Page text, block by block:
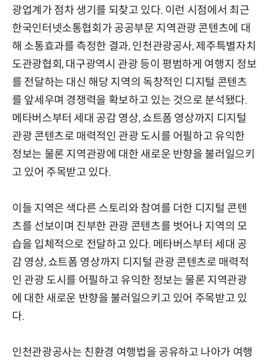
광업계가 점차 생기를 되찾고 있다. 이런 시점에서 최근
한국인터넷소통협회가 공공부문 지역관광 콘텐츠에 대
해 소통효과를 측정한 결과, 인천관광공사, 제주특별자치
도관광협회, 대구광역시 관광 등이 평범하게 여행지 정보
를 전달하는 대신 해당 지역의 독창적인 디지털 콘텐츠
를 앞세우며 경쟁력을 확보하고 있는 것으로 분석됐다.
메타버스부터 세대 공감 영상, 쇼트폼 영상까지 디지털
관광 콘텐츠로 매력적인 관광 도시를 어필하고 유익한
정보는 물론 지역관광에 대한 새로운 반향을 불러일으키
고 있어 주목받고 있다.
이들 지역은 색다른 스토리와 참여를 더한 디지털 콘텐
츠를 선보이며 진부한 관광 콘텐츠를 벗어나 지역의 모
습을 입체적으로 전달하고 있다. 메타버스부터 세대 공
감 영상, 쇼트폼 영상까지 디지털 관광 콘텐츠로 매력적
인 관광 도시를 어필하고 유익한 정보는 물론 지역관광
에 대한 새로운 반향을 불러일으키고 있어 주목받고 있
다.
인천관광공사는 친환경 여행법을 공유하고 나아가 여행